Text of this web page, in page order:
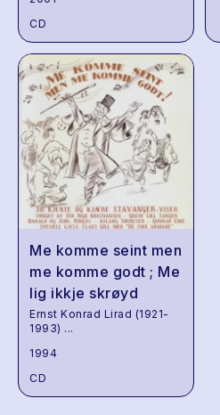
CD
Me komme seint men
me komme godt ; Me
lig ikkje skrøyd
Ernst Konrad Lirad (1921-
1993) ...
1994
CD